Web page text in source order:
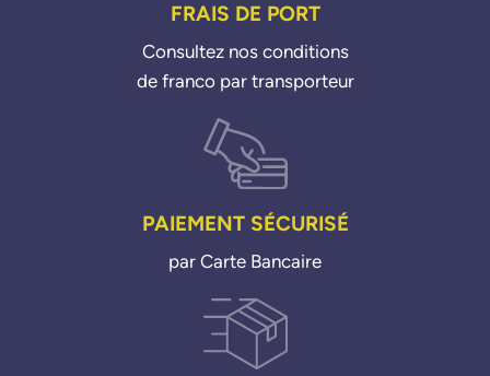
FRAIS DE PORT
Consultez nos conditions
de franco par transporteur
PAIEMENT SÉCURISÉ
par Carte Bancaire